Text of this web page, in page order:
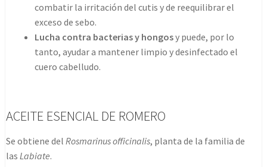
combatir la irritación del cutis y de reequilibrar el
exceso de sebo.
Lucha contra bacterias y hongosy puede, por lo
tanto, ayudar a mantener limpio y desinfectado el
cuero cabelludo.
ACEITE ESENCIAL DE ROMERO
Se obtiene del Rosmarinus officinalis, planta de la familia de
las Labiate.